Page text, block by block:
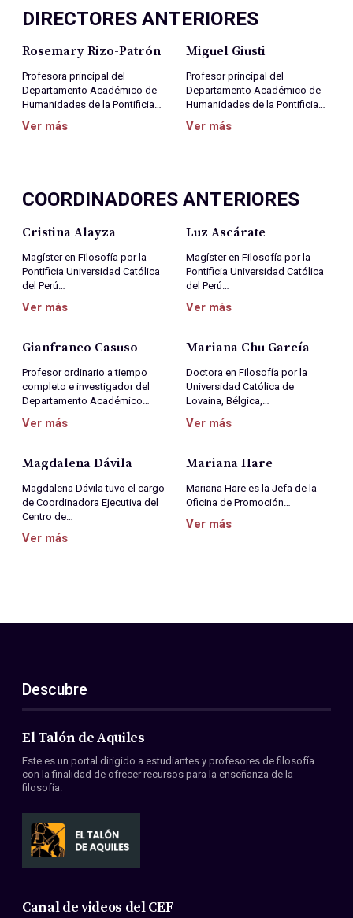
DIRECTORES ANTERIORES
Rosemary Rizo-Patrón
Profesora principal del
Departamento Académico de
Humanidades de la Pontificia…
Ver más
Miguel Giusti
Profesor principal del
Departamento Académico de
Humanidades de la Pontificia…
Ver más
COORDINADORES ANTERIORES
Cristina Alayza
Magíster en Filosofía por la
Pontificia Universidad Católica
del Perú…
Ver más
Luz Ascárate
Magíster en Filosofía por la
Pontificia Universidad Católica
del Perú…
Ver más
Gianfranco Casuso
Profesor ordinario a tiempo
completo e investigador del
Departamento Académico…
Ver más
Mariana Chu García
Doctora en Filosofía por la
Universidad Católica de
Lovaina, Bélgica,…
Ver más
Magdalena Dávila
Magdalena Dávila tuvo el cargo
de Coordinadora Ejecutiva del
Centro de…
Ver más
Mariana Hare
Mariana Hare es la Jefa de la
Oficina de Promoción…
Ver más
Descubre
El Talón de Aquiles
Este es un portal dirigido a estudiantes y profesores de filosofía
con la finalidad de ofrecer recursos para la enseñanza de la
filosofía.
Canal de videos del CEF